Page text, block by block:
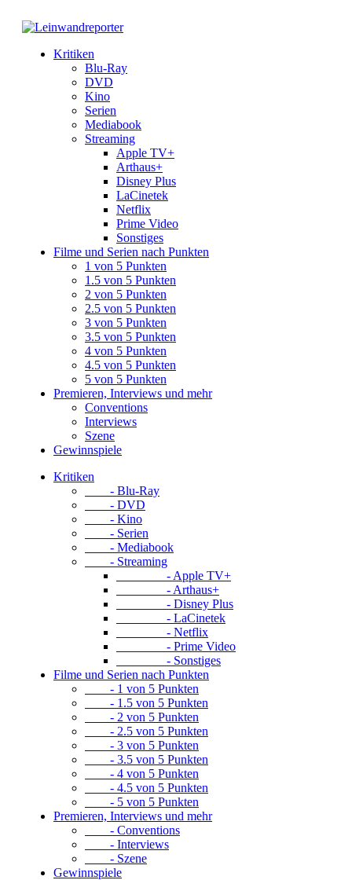
Kritiken
Blu-Ray
DVD
Kino
Serien
Mediabook
Streaming
Apple TV+
Arthaus+
Disney Plus
LaCinetek
Netflix
Prime Video
Sonstiges
Filme und Serien nach Punkten
1 von 5 Punkten
1.5 von 5 Punkten
2 von 5 Punkten
2.5 von 5 Punkten
3 von 5 Punkten
3.5 von 5 Punkten
4 von 5 Punkten
4.5 von 5 Punkten
5 von 5 Punkten
Premieren, Interviews und mehr
Conventions
Interviews
Szene
Gewinnspiele
Kritiken
- Blu-Ray
- DVD
- Kino
- Serien
- Mediabook
- Streaming
- Apple TV+
- Arthaus+
- Disney Plus
- LaCinetek
- Netflix
- Prime Video
- Sonstiges
Filme und Serien nach Punkten
- 1 von 5 Punkten
- 1.5 von 5 Punkten
- 2 von 5 Punkten
- 2.5 von 5 Punkten
- 3 von 5 Punkten
- 3.5 von 5 Punkten
- 4 von 5 Punkten
- 4.5 von 5 Punkten
- 5 von 5 Punkten
Premieren, Interviews und mehr
- Conventions
- Interviews
- Szene
Gewinnspiele